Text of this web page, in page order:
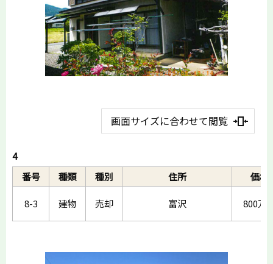
画面サイズに合わせて閲覧
4
番号
種類 種別 住所 価格
8-3 建物 売却 富沢 800万